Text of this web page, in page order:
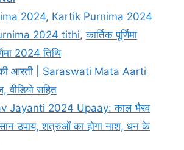
2024, Kartik Purnima 2024
2024 tithi,कार्तिक पूर्णिमा
2024 तिथि
की आरती | Saraswati Mata Aarti
सहित
Jayanti 2024 Upaay: काल भैरव
उपाय, शत्रुओं का होगा नाश, धन के